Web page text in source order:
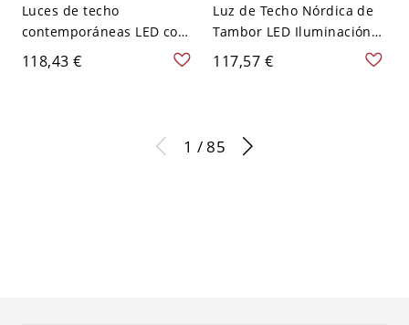
Luces de techo
contemporáneas LED con
anillo empotrado para
sala de estar - 110 A 120 V
118,43 €
Luz de Techo Nórdica de
Tambor LED Iluminación
de Techo de Madera para
Habitación - Negro 110 A
117,57 €
1 / 85